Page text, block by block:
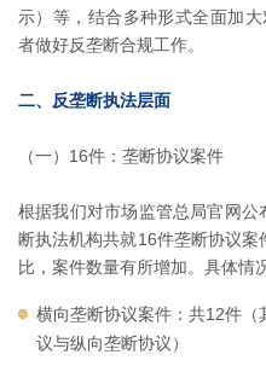
示）等，结合多种形式全面加
者做好反垄断合规工作。
二、反垄断执法层面
（一）16件：垄断协议案件
根据我们对市场监管总局官网
断执法机构共就16件垄断协议
比，案件数量有所增加。具体情
横向垄断协议案件：共12件
议与纵向垄断协议）